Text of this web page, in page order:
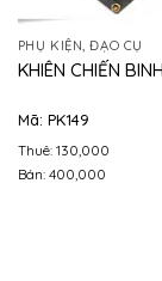
PHỤ KIỆN, ĐẠO CỤ
KHIÊN CHIẾN
Mã: PK149
Thuê: 130,000
Bán: 400,000